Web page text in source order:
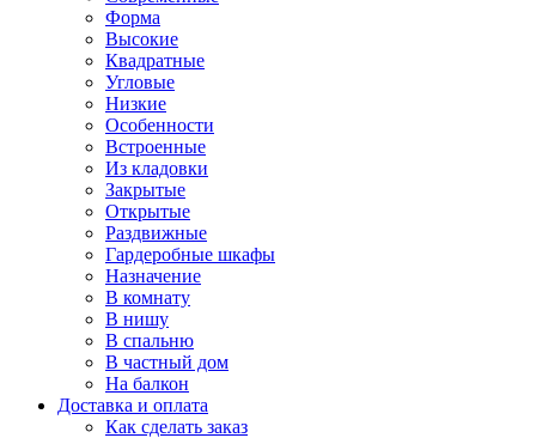
Форма
Высокие
Квадратные
Угловые
Низкие
Особенности
Встроенные
Из кладовки
Закрытые
Открытые
Раздвижные
Гардеробные шкафы
Назначение
В комнату
В нишу
В спальню
В частный дом
На балкон
Доставка и оплата
Как сделать заказ